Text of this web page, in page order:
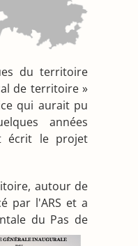
du territoire
de territoire »
qui aurait pu
années
écrit le projet
autour de
par l'ARS et a
du Pas de